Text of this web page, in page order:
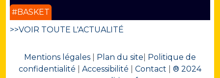
#BASKET
>>VOIR TOUTE L'ACTUALITÉ
Mentions légales Plan du site Politique de
confidentialité
Accessibilité Contact
® 2024